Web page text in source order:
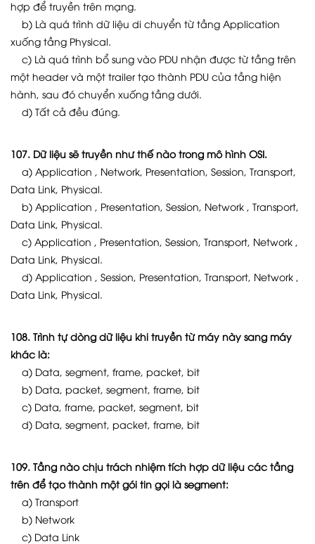
hợp để truyền trên mạng.
b) Là quá trình dữ liệu di chuyển từ tầng Application
xuống tầng Physical.
c) Là quá trình bổ sung vào PDU nhận được từ tầng trên
một header và một trailer tạo thành PDU của tầng hiện
hành, sau đó chuyển xuống tầng dưới.
d) Tất cả đều đúng.
107. Dữ liệu sẽ truyền như thế nào trong mô hình OSI.
a) Application , Network, Presentation, Session, Transport,
Data Link, Physical.
b) Application , Presentation, Session, Network , Transport,
Data Link, Physical.
c) Application , Presentation, Session, Transport, Network ,
Data Link, Physical.
d) Application , Session, Presentation, Transport, Network ,
Data Link, Physical.
108. Trình tự dòng dữ liệu khi truyền từ máy này sang máy
khác là:
a) Data, segment, frame, packet, bit
b) Data, packet, segment, frame, bit
c) Data, frame, packet, segment, bit
d) Data, segment, packet, frame, bit
109. Tầng nào chịu trách nhiệm tích hợp dữ liệu các tầng
trên để tạo thành một gói tin gọi là segment:
a) Transport
b) Network
c) Data Link